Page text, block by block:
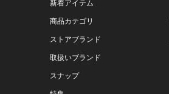
新着アイテム
商品カテゴリ
ストアブランド
取扱いブランド
スナップ